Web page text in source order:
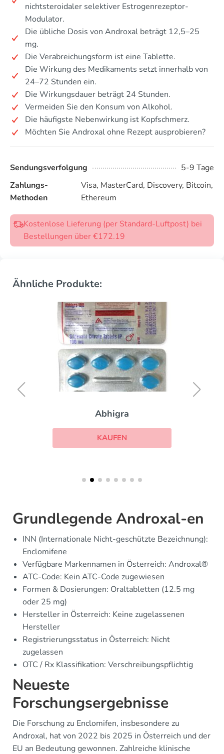
nichtsteroidaler selektiver Estrogenrezeptor-
Modulator.
Die übliche Dosis von Androxal beträgt 12,5–25
mg.
Die Verabreichungsform ist eine Tablette.
Die Wirkung des Medikaments setzt innerhalb von
24–72 Stunden ein.
Die Wirkungsdauer beträgt 24 Stunden.
Vermeiden Sie den Konsum von Alkohol.
Die häufigste Nebenwirkung ist Kopfschmerz.
Möchten Sie Androxal ohne Rezept ausprobieren?
Sendungsverfolgung
5-9 Tage
Zahlungs-
Methoden
Visa, MasterCard, Discovery, Bitcoin,
Ethereum
Kostenlose Lieferung (per Standard-Luftpost) bei
Bestellungen über €172.19
Ähnliche Produkte:
Abhigra
KAUFEN
Grundlegende Androxal-en
INN (Internationale Nicht-geschützte Bezeichnung):
Enclomifene
Verfügbare Markennamen in Österreich: Androxal®
ATC-Code: Kein ATC-Code zugewiesen
Formen & Dosierungen: Oraltabletten (12.5 mg
oder 25 mg)
Hersteller in Österreich: Keine zugelassenen
Hersteller
Registrierungsstatus in Österreich: Nicht
zugelassen
OTC / Rx Klassifikation: Verschreibungspflichtig
Neueste
Forschungsergebnisse
Die Forschung zu Enclomifen, insbesondere zu
Androxal, hat von 2022 bis 2025 in Österreich und der
EU an Bedeutung gewonnen. Zahlreiche klinische